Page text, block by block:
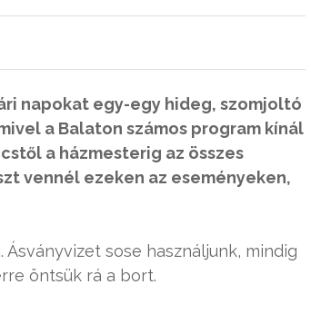
napokat egy-egy hideg, szomjoltó
a Balaton számos program kínál
a házmesterig az összes
vennél ezeken az eseményeken,
sose használjunk, mindig
öntsük rá a bort.